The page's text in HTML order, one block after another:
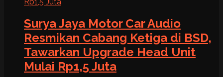
Surya Jaya Motor Car Audio
Resmikan Cabang Ketiga di BSD,
Tawarkan Upgrade Head Unit
Mulai Rp1,5 Juta